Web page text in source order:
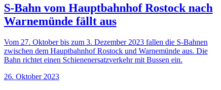
S-Bahn vom Hauptbahnhof Rostock nach
Warnemünde fällt aus
Vom 27. Oktober bis zum 3. Dezember 2023 fallen die S-Bahnen
zwischen dem Hauptbahnhof Rostock und Warnemünde aus. Die
Bahn richtet einen Schienenersatzverkehr mit Bussen ein.
26. Oktober 2023